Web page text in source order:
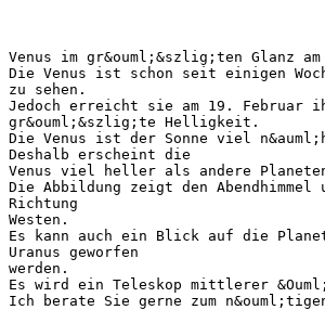
Venus im gr&ouml;&szlig;ten Glanz
Die Venus ist schon seit einigen
zu sehen.
Jedoch erreicht sie am 19. Februar
gr&ouml;&szlig;te Helligkeit.
Die Venus ist der Sonne viel
Deshalb erscheint die
Venus viel heller als andere
Die Abbildung zeigt den Abendhimmel
Richtung
Westen.
Es kann auch ein Blick auf die
Uranus geworfen
werden.
Es wird ein Teleskop mittlerer
Ich berate Sie gerne zum